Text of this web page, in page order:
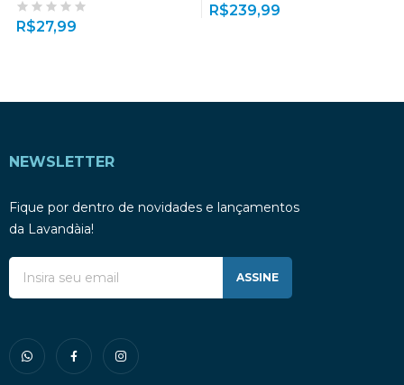
R$27,99
R$239,99
NEWSLETTER
Fique por dentro de novidades e lançamentos
da Lavandàia!
ASSINE